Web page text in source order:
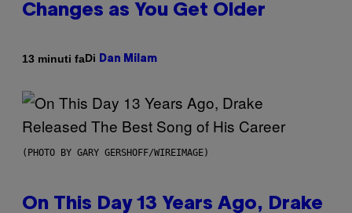
Changes as You Get Older
13 minuti faDi Dan Milam
(PHOTO BY GARY GERSHOFF/WIREIMAGE)
On This Day 13 Years Ago, Drake